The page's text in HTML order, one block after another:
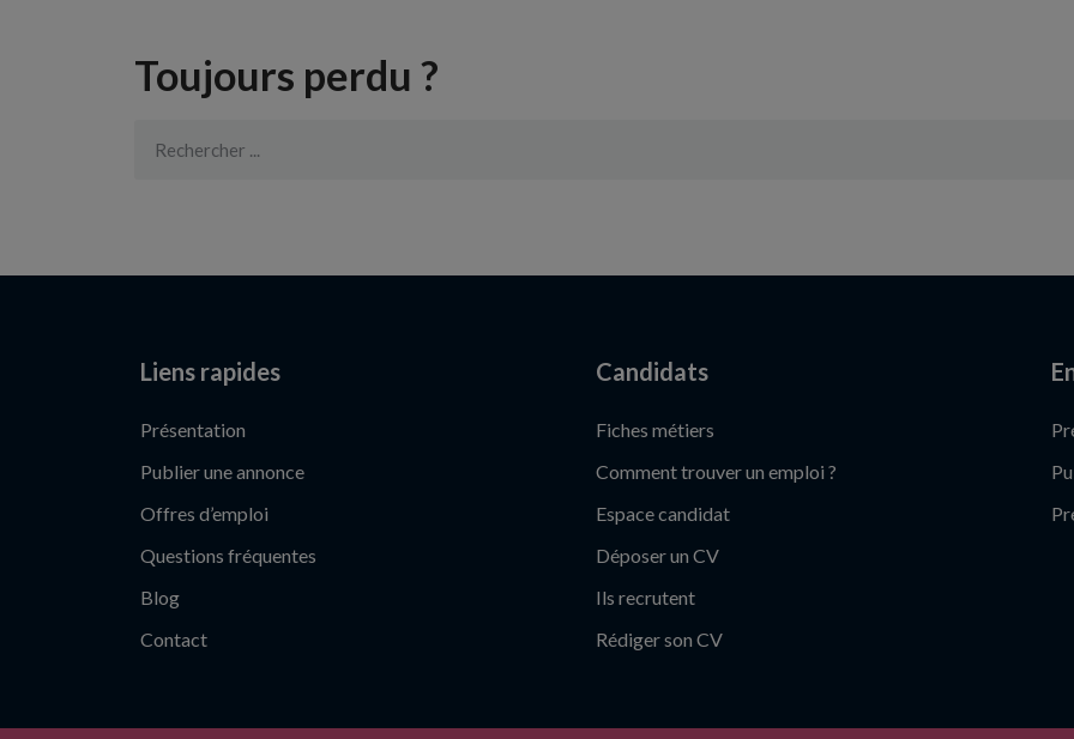
Toujours perdu ?
Liens rapides
Présentation
Publier une annonce
Offres d’emploi
Questions fréquentes
Blog
Contact
Candidats
Fiches métiers
Comment trouver un emploi ?
Espace candidat
Déposer un CV
Ils recrutent
Rédiger son CV